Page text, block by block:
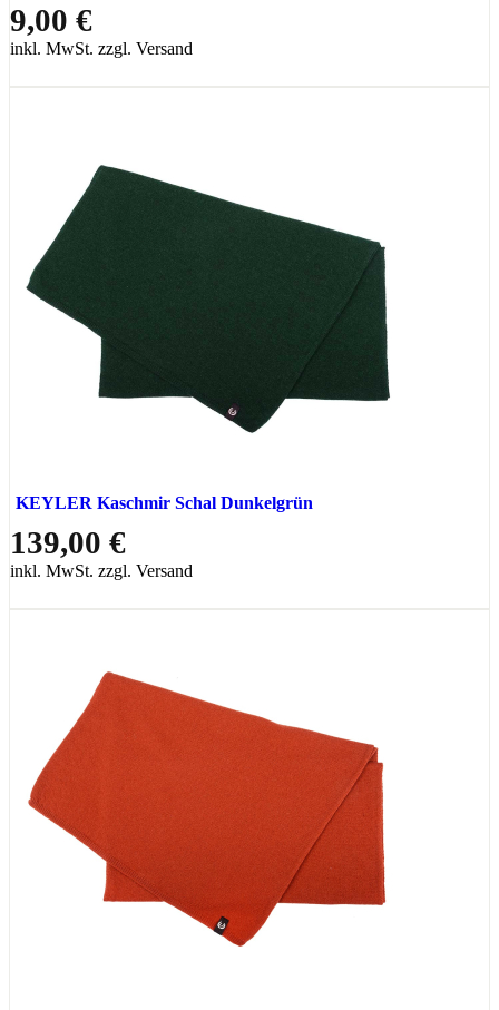
9,00 €
inkl. MwSt. zzgl. Versand
KEYLER Kaschmir Schal Dunkelgrün
139,00 €
inkl. MwSt. zzgl. Versand